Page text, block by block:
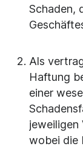
Schaden,
Als
Haftung
einer
jeweiligen
wobei die